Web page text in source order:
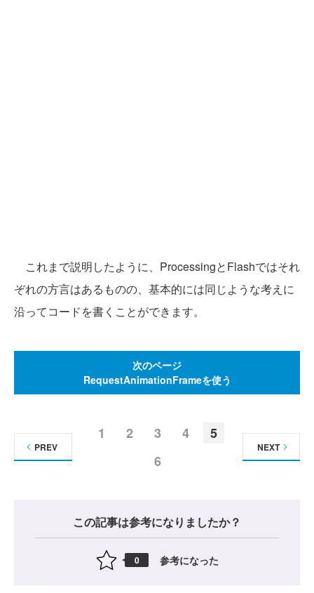
これまで説明したように、ProcessingとFlashではそれ
ぞれの方言はあるものの、基本的には同じような考えに
沿ってコードを書くことができます。
次のページ
RequestAnimationFrameを使う
1 2 3 4
5
6
PREV NEXT
この記事は参考になりましたか？
0 参考になった